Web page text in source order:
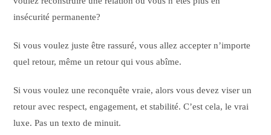
insécurité permanente?
Si vous voulez juste être rassuré, vous allez accepter n’importe
quel retour, même un retour qui vous abîme.
Si vous voulez une reconquête vraie, alors vous devez viser un
retour avec respect, engagement, et stabilité. C’est cela, le vrai
luxe. Pas un texto de minuit.